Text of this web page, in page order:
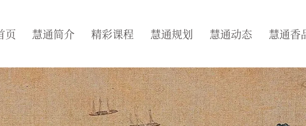
页 慧通简介 精彩课程 慧通规划 慧通动态 慧通香